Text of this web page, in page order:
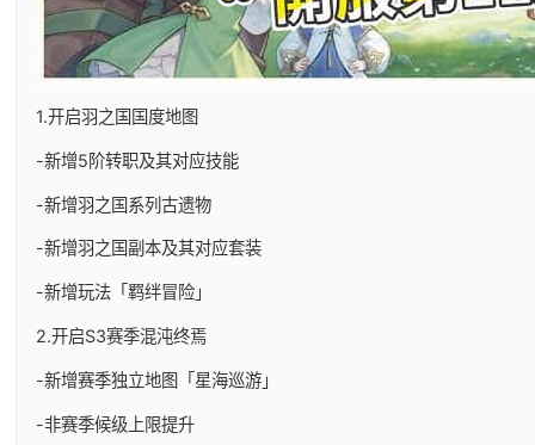
1.开启羽之国国度地图
-新增5阶转职及其对应技能
-新增羽之国系列古遗物
-新增羽之国副本及其对应套装
-新增玩法「羁绊冒险」
2.开启S3赛季混沌终焉
-新增赛季独立地图「星海巡游」
-非赛季候级上限提升